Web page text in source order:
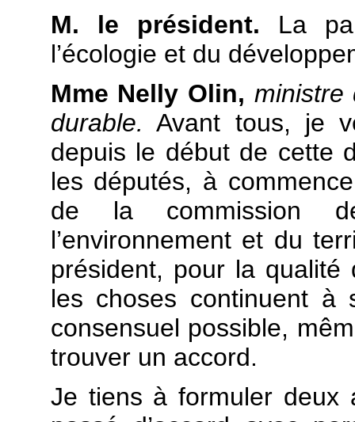
M. le président. La
l’écologie et du
Mme Nelly Olin, ministre
durable. Avant tous, je
depuis le début de cette
les députés, à
de la commission
l’environnement et du
président, pour la
les choses continuent
consensuel possible,
trouver un accord.
Je tiens à formuler deux